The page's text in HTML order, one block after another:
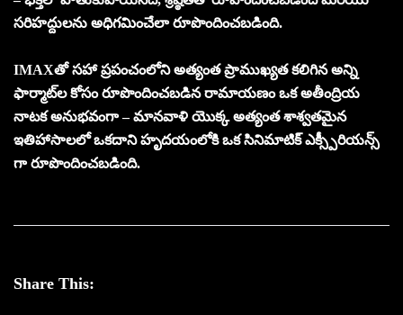
సరిహద్దులను అధిగమించేలా రూపొందించబడింది.
IMAXతో సహా ప్రపంచంలోని అత్యంత ప్రాముఖ్యత కలిగిన అన్ని
ఫార్మాట్‌ల కోసం రూపొందించబడిన రామాయణం ఒక అతీంద్రియ
నాటక అనుభవంగా – మానవాళి యొక్క అత్యంత శాశ్వతమైన
ఇతిహాసాలలో ఒకదాని హృదయంలోకి ఒక సినిమాటిక్ ఎక్స్పీరియన్స్
గా రూపొందించబడింది.
Share This: